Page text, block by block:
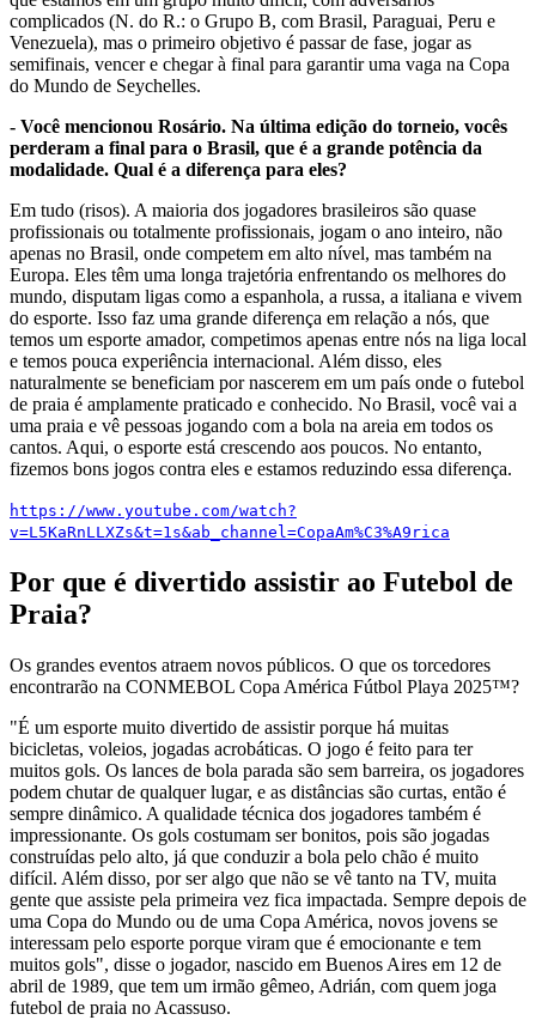
complicados (N. do R.: o Grupo B, com Brasil, Paraguai, Peru e
Venezuela), mas o primeiro objetivo é passar de fase, jogar as
semifinais, vencer e chegar à final para garantir uma vaga na Copa
do Mundo de Seychelles.
- Você mencionou Rosário. Na última edição do torneio, vocês
perderam a final para o Brasil, que é a grande potência da
modalidade. Qual é a diferença para eles?
Em tudo (risos). A maioria dos jogadores brasileiros são quase
profissionais ou totalmente profissionais, jogam o ano inteiro, não
apenas no Brasil, onde competem em alto nível, mas também na
Europa. Eles têm uma longa trajetória enfrentando os melhores do
mundo, disputam ligas como a espanhola, a russa, a italiana e vivem
do esporte. Isso faz uma grande diferença em relação a nós, que
temos um esporte amador, competimos apenas entre nós na liga local
e temos pouca experiência internacional. Além disso, eles
naturalmente se beneficiam por nascerem em um país onde o futebol
de praia é amplamente praticado e conhecido. No Brasil, você vai a
uma praia e vê pessoas jogando com a bola na areia em todos os
cantos. Aqui, o esporte está crescendo aos poucos. No entanto,
fizemos bons jogos contra eles e estamos reduzindo essa diferença.
https://www.youtube.com/watch?
v=L5KaRnLLXZs&t=1s&ab_channel=CopaAm%C3%A9rica
Por que é divertido assistir ao Futebol de
Praia?
Os grandes eventos atraem novos públicos. O que os torcedores
encontrarão na CONMEBOL Copa América Fútbol Playa 2025™?
"É um esporte muito divertido de assistir porque há muitas
bicicletas, voleios, jogadas acrobáticas. O jogo é feito para ter
muitos gols. Os lances de bola parada são sem barreira, os jogadores
podem chutar de qualquer lugar, e as distâncias são curtas, então é
sempre dinâmico. A qualidade técnica dos jogadores também é
impressionante. Os gols costumam ser bonitos, pois são jogadas
construídas pelo alto, já que conduzir a bola pelo chão é muito
difícil. Além disso, por ser algo que não se vê tanto na TV, muita
gente que assiste pela primeira vez fica impactada. Sempre depois de
uma Copa do Mundo ou de uma Copa América, novos jovens se
interessam pelo esporte porque viram que é emocionante e tem
muitos gols", disse o jogador, nascido em Buenos Aires em 12 de
abril de 1989, que tem um irmão gêmeo, Adrián, com quem joga
futebol de praia no Acassuso.